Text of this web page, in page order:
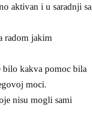
aktivan i u saradnji sa
radom jakim
kakva pomoc bila
moci.
nisu mogli sami